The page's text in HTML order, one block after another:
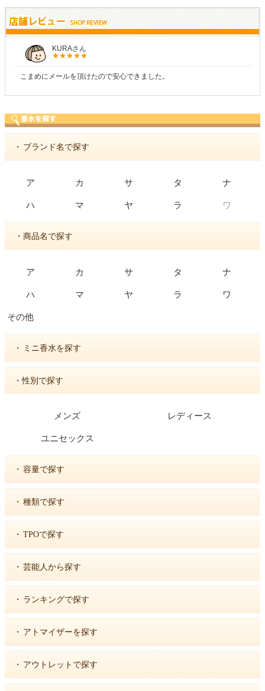
商品が早く届いたのでよかったです。また利用させても
・ ブランド名で探す
ア カ サ タ ナ
ハ マ ヤ ラ ワ
・商品名で探す
ア カ サ タ ナ
ハ マ ヤ ラ ワ
その他
・ ミニ香水を探す
・性別で探す
メンズ レディース
ユニセックス
・ 容量で探す
・ 種類で探す
・ TPOで探す
・ 芸能人から探す
・ ランキングで探す
・ アトマイザーを探す
・ アウトレットで探す